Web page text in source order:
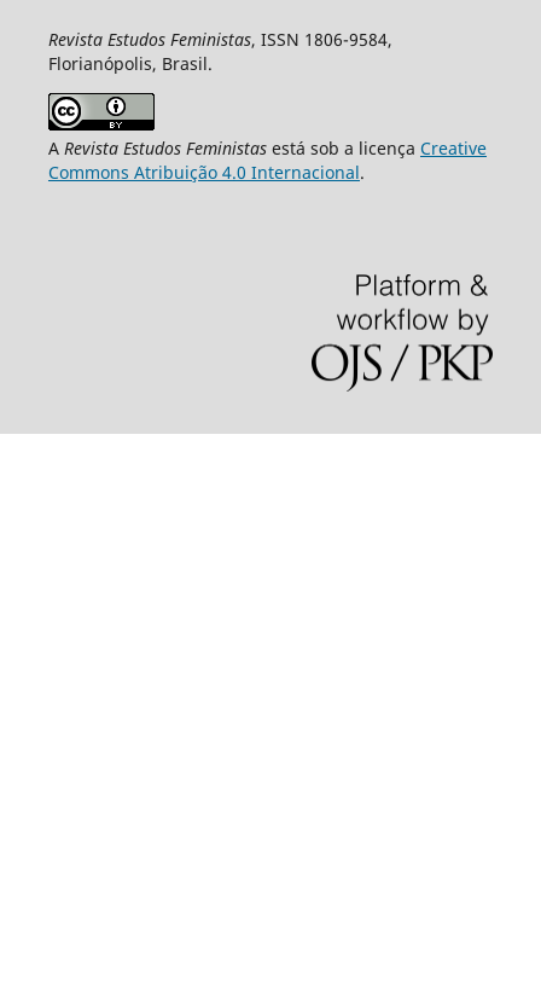
Revista Estudos Feministas, ISSN 1806-9584,
Florianópolis, Brasil.
A Revista Estudos Feministasestá sob a licença Creative
Commons Atribuição 4.0 Internacional.